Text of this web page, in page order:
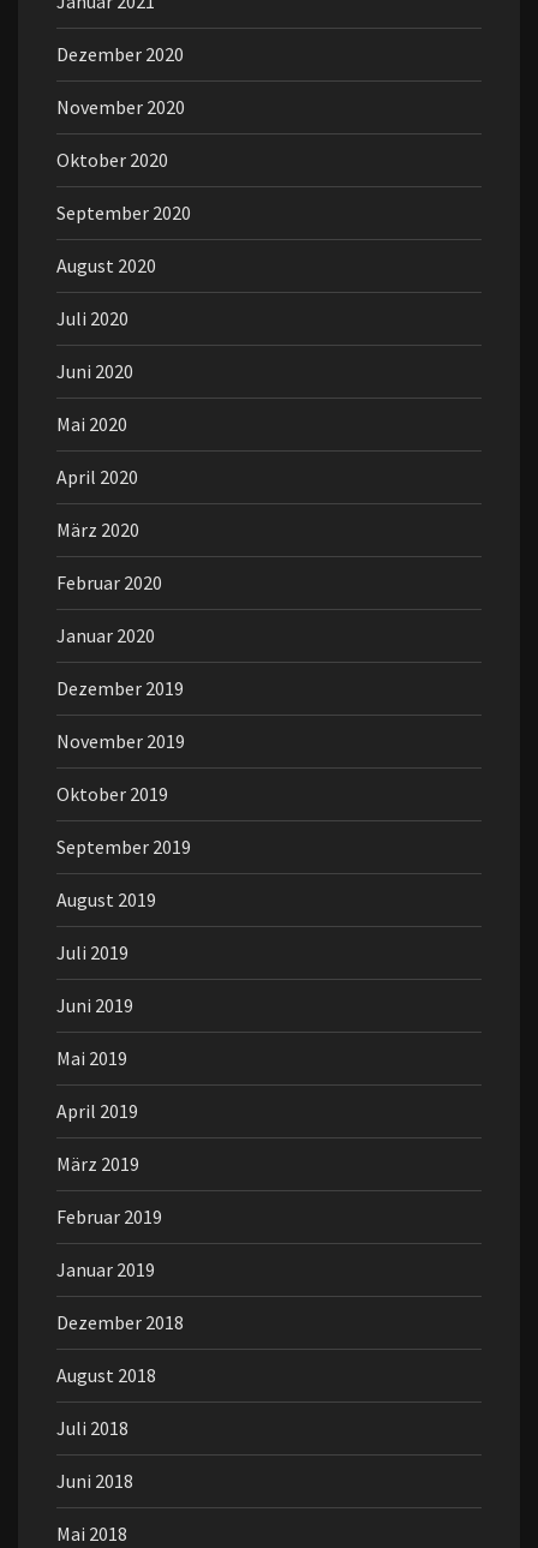
Dezember 2020
November 2020
Oktober 2020
September 2020
August 2020
Juli 2020
Juni 2020
Mai 2020
April 2020
März 2020
Februar 2020
Januar 2020
Dezember 2019
November 2019
Oktober 2019
September 2019
August 2019
Juli 2019
Juni 2019
Mai 2019
April 2019
März 2019
Februar 2019
Januar 2019
Dezember 2018
August 2018
Juli 2018
Juni 2018
Mai 2018